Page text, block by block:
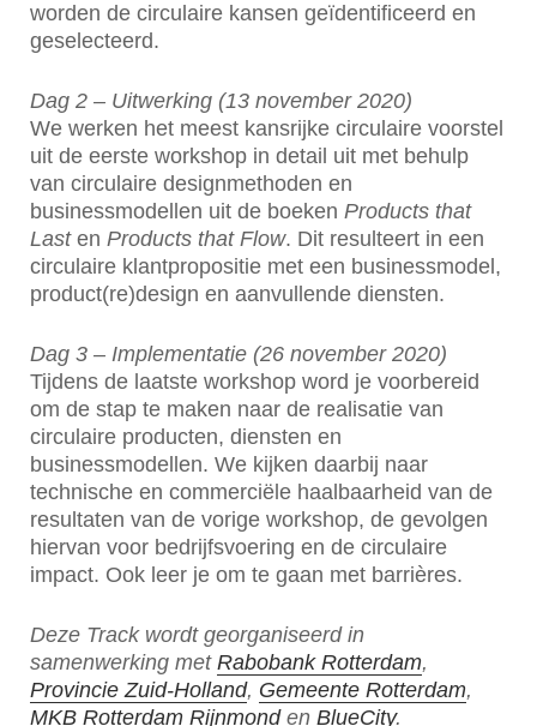
worden de circulaire kansen geïdentificeerd en
geselecteerd.
Dag 2 – Uitwerking (13 november 2020)
We werken het meest kansrijke circulaire voorstel
uit de eerste workshop in detail uit met behulp
van circulaire designmethoden en
businessmodellen uit de boeken Products that
Lasten Products that Flow. Dit resulteert in een
circulaire klantpropositie met een businessmodel,
product(re)design en aanvullende diensten.
Dag 3 – Implementatie (26 november 2020)
Tijdens de laatste workshop word je voorbereid
om de stap te maken naar de realisatie van
circulaire producten, diensten en
businessmodellen. We kijken daarbij naar
technische en commerciële haalbaarheid van de
resultaten van de vorige workshop, de gevolgen
hiervan voor bedrijfsvoering en de circulaire
impact. Ook leer je om te gaan met barrières.
Deze Track wordt georganiseerd in
samenwerking met Rabobank Rotterdam,
Provincie Zuid-Holland, Gemeente Rotterdam,
MKB Rotterdam Rijnmonden BlueCity.